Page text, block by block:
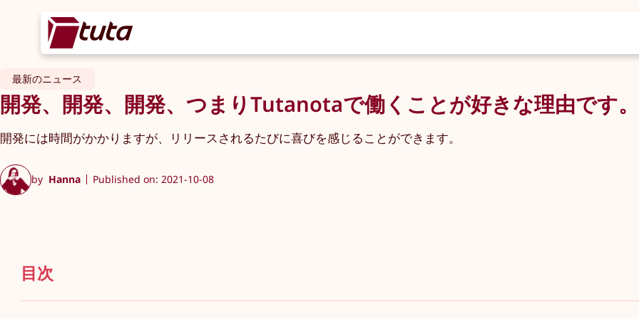
最新のニュース
開発、開発、開発、つまりTutanotaで働くことが好きな理由です。
開発には時間がかかりますが、リリースされるたびに喜びを感じることができます。
by Hanna Published on: 2021-10-08
目次